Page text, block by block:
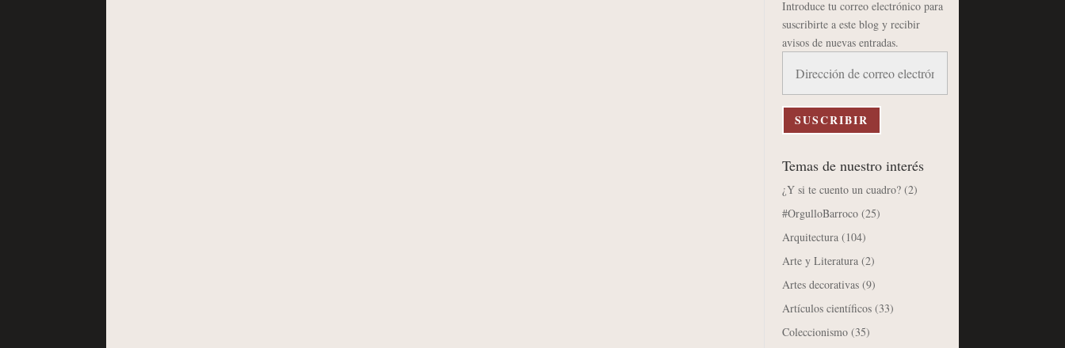
Introduce tu correo electrónico para
suscribirte a este blog y recibir
avisos de nuevas entradas.
correo
electrónico
SUSCRIBIR
Temas de nuestro interés
¿Y si te cuento un cuadro? (2)
#OrgulloBarroco (25)
Arquitectura (104)
Arte y Literatura (2)
Artes decorativas (9)
Artículos científicos (33)
Coleccionismo (35)